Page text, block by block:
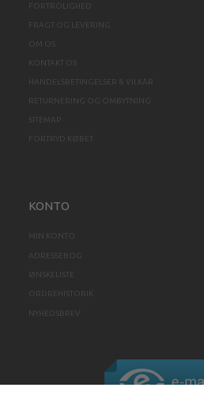
FORTROLIGHED
FRAGT OG LEVERING
OM OS
KONTAKT OS
HANDELSBETINGELSER & VILKÅR
RETURNERING OG OMBYTNING
SITEMAP
FORTRYD KØBET
KONTO
MIN KONTO
ADRESSEBOG
ØNSKELISTE
ORDREHISTORIK
NYHEDSBREV